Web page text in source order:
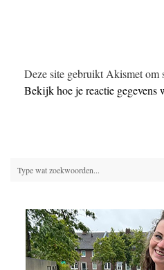
Deze site gebruikt Akismet om
Bekijk hoe je reactie gegevens